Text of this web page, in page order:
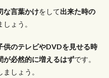
な言葉かけをして出来た時の
しょう。
供のテレビやDVDを見せる時
が必然的に増えるはずです。
しょう。